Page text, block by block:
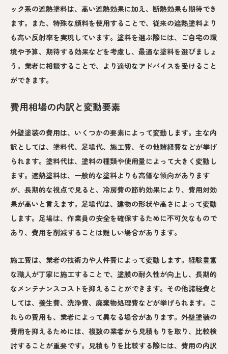
ック系の遮熱塗料は、高い遮熱効果に加え、断熱効果も期待でき
ます。また、特殊な顔料を使用することで、従来の遮熱塗料より
も高い反射率を実現しています。塗料を選ぶ際には、ご自宅の環
境や予算、期待する効果などを考慮し、最適な塗料を選びましょ
う。業者に相談することで、より適切なアドバイスを受けること
ができます。
費用相場の内訳と変動要素
外壁塗装の費用は、いくつかの要素によって変動します。主な内
訳としては、塗料代、足場代、施工費、その他諸経費などが挙げ
られます。塗料代は、塗料の種類や使用量によって大きく変動し
ます。遮熱塗料は、一般的な塗料よりも高価な傾向があります
が、長期的な視点で見ると、冷房費の節約効果により、費用対効
果が高いと言えます。足場代は、建物の形状や高さによって変動
します。足場は、作業員の安全を確保するために不可欠なもので
あり、費用を削減することは難しい場合があります。
施工費は、業者の技術力や人件費によって変動します。経験豊富
な職人が丁寧に施工することで、塗膜の耐久性が向上し、長期的
なメンテナンスコストを抑えることができます。その他諸経費と
しては、養生費、洗浄費、廃棄物処理費などが挙げられます。こ
れらの費用も、業者によって異なる場合があります。外壁塗装の
費用を抑えるためには、複数の業者から見積もりを取り、比較検
討することが重要です。見積もりを比較する際には、費用の内訳